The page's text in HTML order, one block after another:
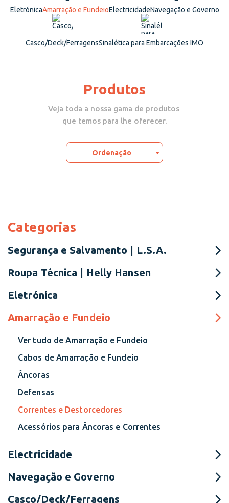
EletrónicaAmarração e FundeioElectricidadeNavegação e Governo
Casco/Deck/FerragensSinalética para Embarcações IMO
Produtos
Veja toda a nossa gama de produtos
que temos para lhe oferecer.
Ordenação
Categorias
Segurança e Salvamento | L.S.A.
Roupa Técnica | Helly Hansen
Eletrónica
Amarração e Fundeio
Ver tudo de Amarração e Fundeio
Cabos de Amarração e Fundeio
Âncoras
Defensas
Correntes e Destorcedores
Acessórios para Âncoras e Correntes
Electricidade
Navegação e Governo
Casco/Deck/Ferragens